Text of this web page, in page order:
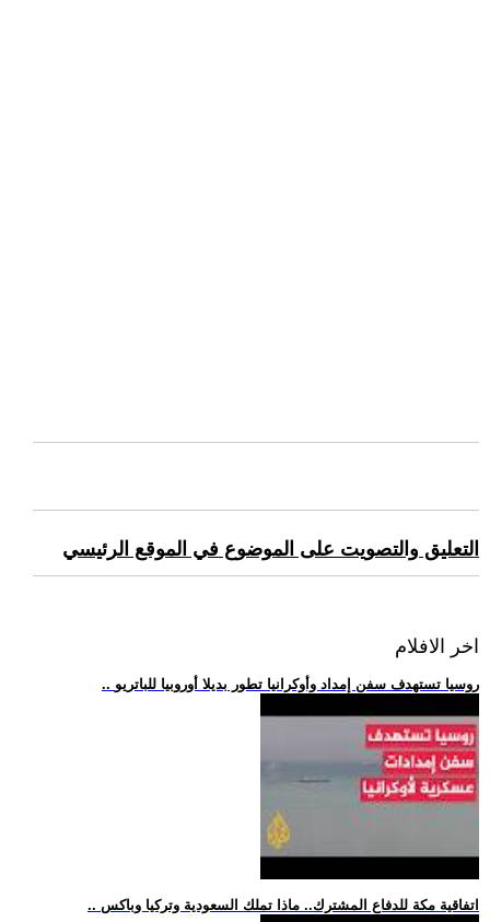
التعليق والتصويت على الموضوع في الموقع الرئيسي
اخر الافلام
.. روسيا تستهدف سفن إمداد وأوكرانيا تطور بديلا أوروبيا للباتريو
.. اتفاقية مكة للدفاع المشترك.. ماذا تملك السعودية وتركيا وباكس